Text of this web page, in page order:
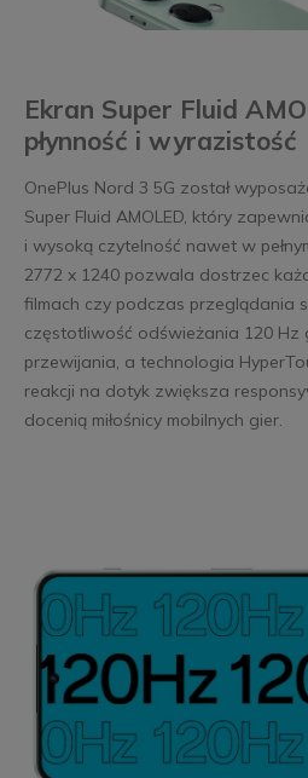
Ekran Super Fluid
płynność i wyrazistość
OnePlus Nord 3 5G został
Super Fluid AMOLED, który
i wysoką czytelność nawet w
2772 x 1240 pozwala dostrzec
filmach czy podczas przeglądania
częstotliwość odświeżania 120 Hz
przewijania, a technologia
reakcji na dotyk zwiększa
docenią miłośnicy mobilnych gier.